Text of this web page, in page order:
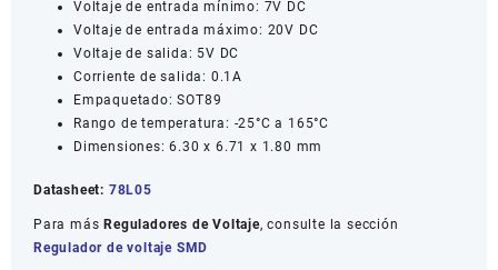
Voltaje de entrada mínimo: 7V DC
Voltaje de entrada máximo: 20V DC
Voltaje de salida: 5V DC
Corriente de salida: 0.1A
Empaquetado: SOT89
Rango de temperatura: -25°C a 165°C
Dimensiones: 6.30 x 6.71 x 1.80 mm
Datasheet: 78L05
Para másReguladores de Voltaje, consulte la sección
Regulador de voltaje SMD